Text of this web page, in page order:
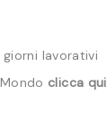
lavorativi
clicca qui